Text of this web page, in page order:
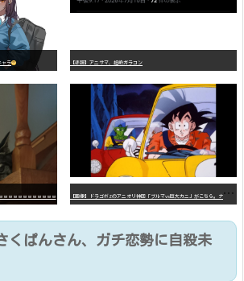
ャラ 【悲報】アニサマ、超絶ガラコン
ｗｗｗｗｗｗｗｗｗｗｗ 【
画像】ドラゴボZのアニオリ神回「ブルマvs巨大カニ」がこちら。ナメック星の海にドラゴボを落としたブルマと巨大カニのバトル
くぱんさん、ガチ恋勢に自殺未